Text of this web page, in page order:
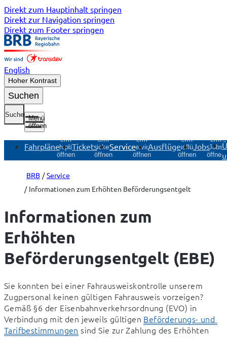
Direkt zum Hauptinhalt springen
Direkt zur Navigation springen
Direkt zum Footer springen
English
Hoher Kontrast
Suchen
Suche
Menü
öffnen
Fahrpläne
Untermenü
Fahrpläne
öffnen
Tickets
Untermenü
Tickets
öffnen
Service
Untermenü
Service
öffnen
Ausflüge
Untermenü
Ausflüge
öffnen
JobsJobs
öffnen
BRB
Service
Informationen zum Erhöhten Beförderungsentgelt
Informationen zum
Erhöhten
Beförderungsentgelt (EBE)
Sie konnten bei einer Fahrausweiskontrolle unserem
Zugpersonal keinen gültigen Fahrausweis vorzeigen?
Gemäß §6 der Eisenbahnverkehrsordnung (EVO) in
Verbindung mit den jeweils gültigen Beförderungs- und
Tarifbestimmungen sind Sie zur Zahlung des Erhöhten